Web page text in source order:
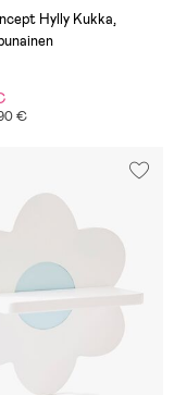
Hylly Kukka,
€